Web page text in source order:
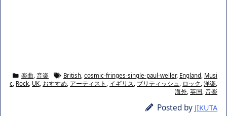
楽曲, 音楽 British, cosmic-fringes-single-paul-weller, England, Musi
c, Rock, UK, おすすめ, アーティスト , イギリス, ブリティッシュ, ロック , 洋楽,
海外, 英国, 音楽
Posted by JIKUTA